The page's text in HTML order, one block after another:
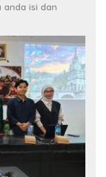
anda isi dan